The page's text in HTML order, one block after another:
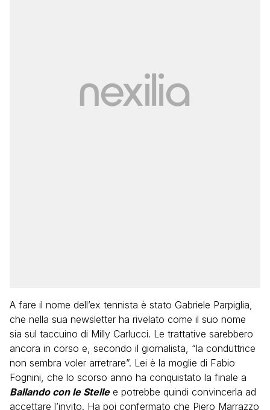
A fare il nome dell’ex tennista è stato Gabriele Parpiglia,
che nella sua newsletter ha rivelato come il suo nome
sia sul taccuino di Milly Carlucci. Le trattative sarebbero
ancora in corso e, secondo il giornalista, “la conduttrice
non sembra voler arretrare”. Lei è la moglie di Fabio
Fognini, che lo scorso anno ha conquistato la finale a
Ballando con le Stellee potrebbe quindi convincerla ad
accettare l’invito. Ha poi confermato che Piero Marrazzo